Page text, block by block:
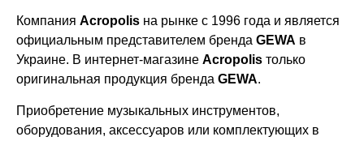
Компания Acropolis на рынке с 1996 года и является
официальным представителем бренда GEWA в
Украине. В интернет-магазине Acropolis только
оригинальная продукция бренда GEWA.
Приобретение музыкальных инструментов,
оборудования, аксессуаров или комплектующих в